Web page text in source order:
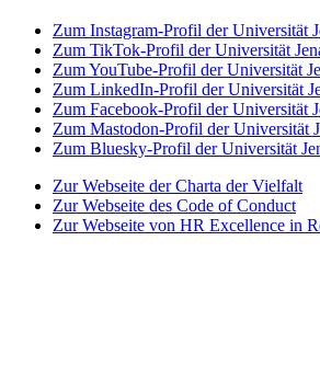
Zum Instagram-Profil der Universität
Zum TikTok-Profil der Universität
Zum YouTube-Profil der Universität
Zum LinkedIn-Profil der Universität
Zum Facebook-Profil der Universität
Zum Mastodon-Profil der Universität
Zum Bluesky-Profil der Universität
Zur Webseite der Charta der Vielfalt
Zur Webseite des Code of Conduct
Zur Webseite von HR Excellence in